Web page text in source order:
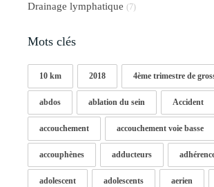
Drainage lymphatique (7)
Mots clés
10 km 2018 4ème trimestre de
abdos ablation du sein Accident
accouchement accouchement voie basse
accouphènes adducteurs
adolescent adolescents aerien